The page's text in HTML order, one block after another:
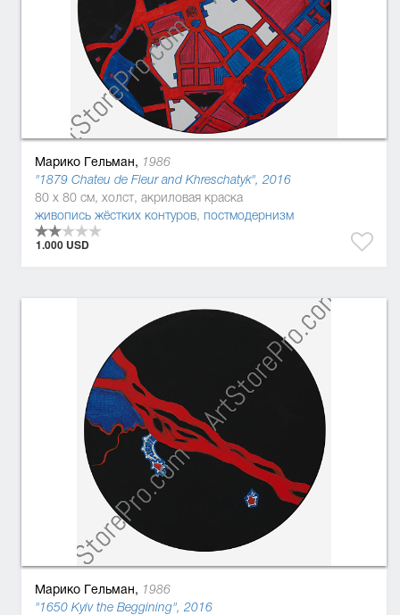
Марико Гельман, 1986
"1879 Chateu de Fleur and Khreschatyk", 2016
80 x 80 см, холст, акриловая краска
живопись жёстких контуров, постмодернизм
1.000 USD
Марико Гельман, 1986
"1650 Kyiv the Beggining", 2016